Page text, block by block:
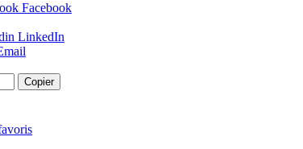
Facebook
LinkedIn
Copier